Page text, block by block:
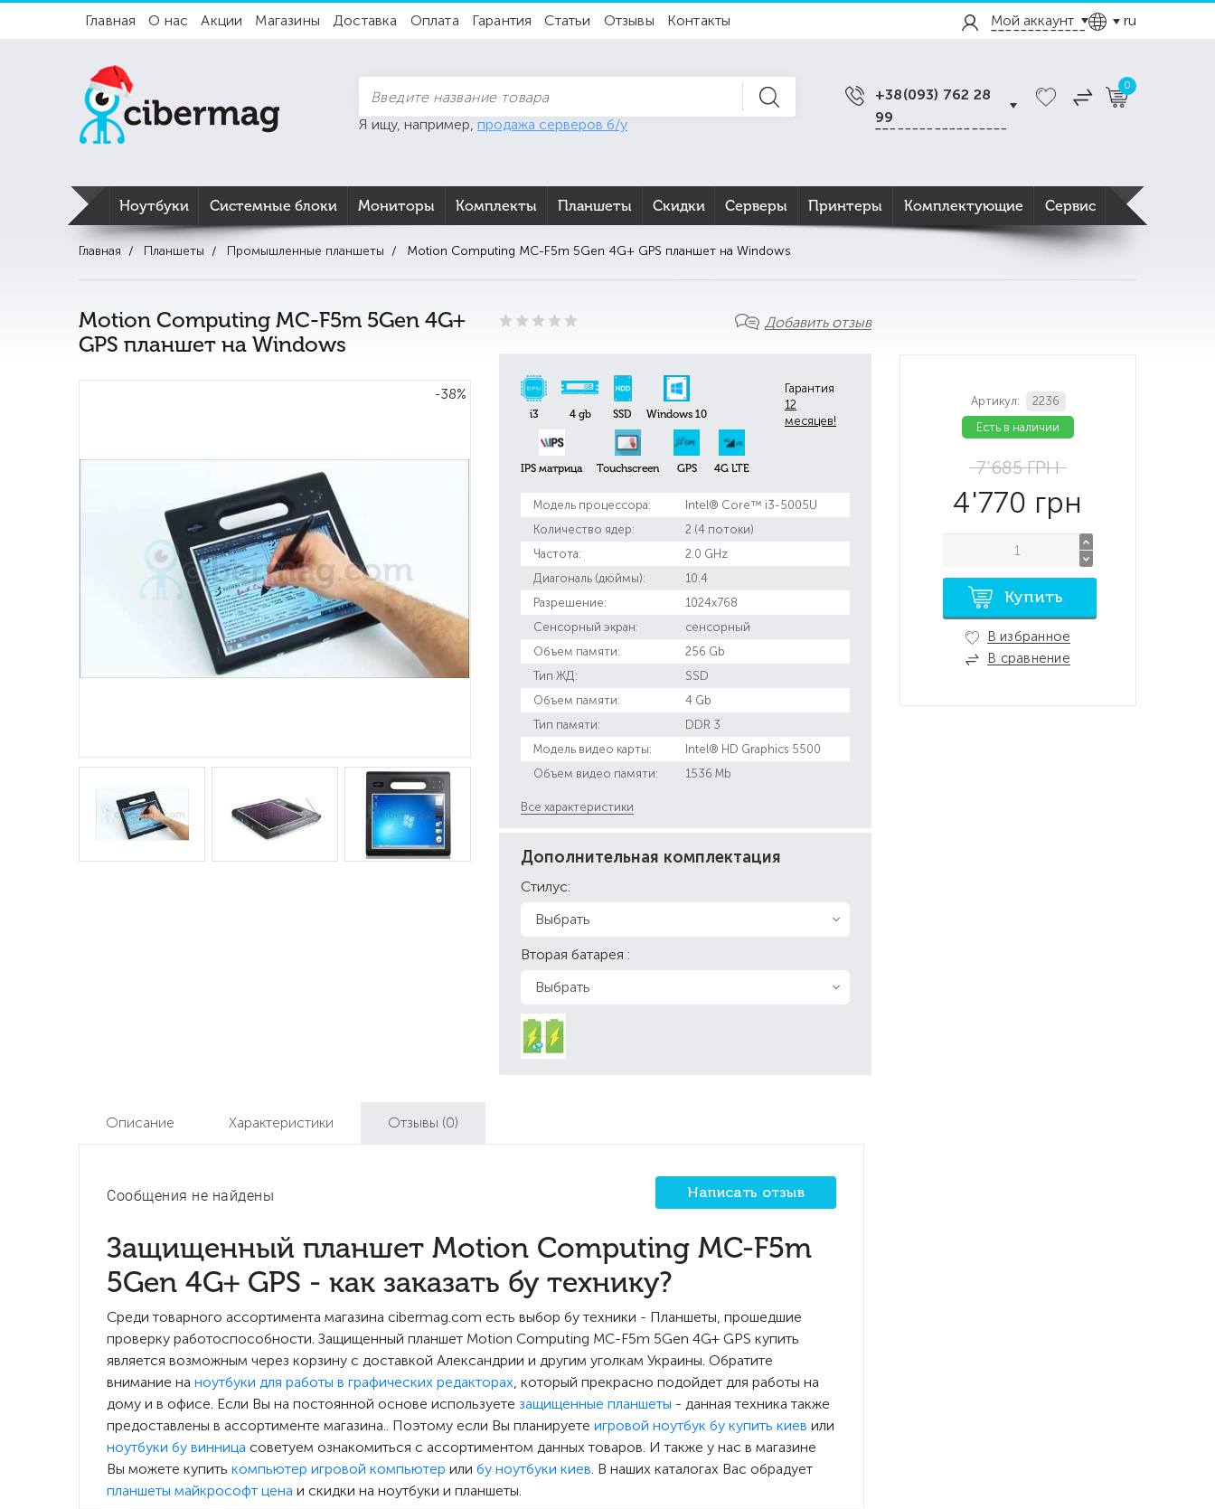
Главная О нас Акции Магазины Доставка Оплата Гарантия Статьи Отзывы Контакты Мой аккаунт ru
Я ищу, например, продажа серверов б/у
+38(093) 762 28
99
0
Ноутбуки Системные блоки Мониторы Комплекты Планшеты Скидки Серверы Принтеры Комплектующие Сервис
Главная Планшеты Промышленные планшеты Motion Computing MC-F5m 5Gen 4G+ GPS планшет на Windows
Motion Computing MC-F5m 5Gen 4G+
GPS планшет на Windows
-38%
Добавить отзыв
i3 4 gb SSD Windows 10
IPS матрица Touchscreen GPS 4G LTE
Гарантия
12
месяцев!
Модель процессора:
Intel® Core™ i3-5005U
Количество ядер:
2 (4 потоки)
Частота:
2.0 GHz
Диагональ (дюймы):
10.4
Разрешение:
1024x768
Сенсорный экран:
сенсорный
Объем памяти:
256 Gb
Тип ЖД:
SSD
Объем памяти:
4 Gb
Тип памяти:
DDR 3
Модель видео карты:
Intel® HD Graphics 5500
Объем видео памяти:
1536 Mb
Все характеристики
Дополнительная комплектация
Стилус:
Вторая батарея :
Артикул:
2236
Есть в наличии
7'685 ГРН
4'770 грн
Купить
В избранное
В сравнение
Описание Характеристики Отзывы (0)
Сообщения не найдены Написать отзыв
Защищенный планшет Motion Computing MC-F5m
5Gen 4G+ GPS - как заказать бу технику?
Среди товарного ассортимента магазина cibermag.com есть выбор бу техники - Планшеты, прошедшие
проверку работоспособности. Защищенный планшет Motion Computing MC-F5m 5Gen 4G+ GPS купить
является возможным через корзину с доставкой Александрии и другим уголкам Украины. Обратите
внимание на ноутбуки для работы в графических редакторах, который прекрасно подойдет для работы на
дому и в офисе. Если Вы на постоянной основе используете защищенные планшеты - данная техника также
предоставлены в ассортименте магазина.. Поэтому если Вы планируете игровой ноутбук бу купить киев или
ноутбуки бу винница советуем ознакомиться с ассортиментом данных товаров. И также у нас в магазине
Вы можете купить компьютер игровой компьютер или бу ноутбуки киев. В наших каталогах Вас обрадует
планшеты майкрософт цена и скидки на ноутбуки и планшеты.